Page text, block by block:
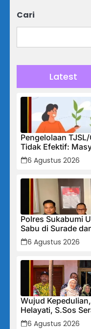
Cari
Latest
Pengelolaan
Tidak Efektif:
Penuh dan
6 Agustus 2026
Polres Sukabumi
Sabu di Surade
Diamankan
6 Agustus 2026
Wujud
Helayati, S.Sos
Terdampak
6 Agustus 2026